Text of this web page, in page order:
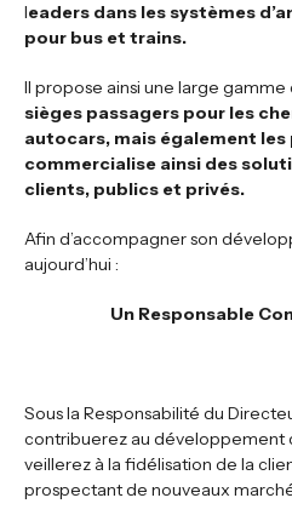
leaders dans les systèmes
pour bus et trains.
Il propose ainsi une large
sièges passagers pour les
autocars, mais également les
commercialise ainsi des
clients, publics et privés.
Afin d’accompagner son
aujourd’hui :
Un Responsable
Sous la Responsabilité du
contribuerez au développement
veillerez à la fidélisation de la
prospectant de nouveaux